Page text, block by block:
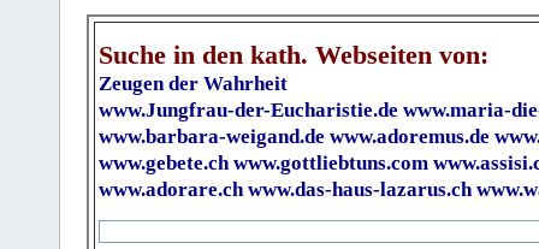
Suche in den kath. Webseiten von:
Zeugen der Wahrheit
www.Jungfrau-der-Eucharistie.de www.maria-
www.barbara-weigand.de www.adoremus.de
www.gebete.ch www.gottliebtuns.com
www.adorare.ch www.das-haus-lazarus.ch